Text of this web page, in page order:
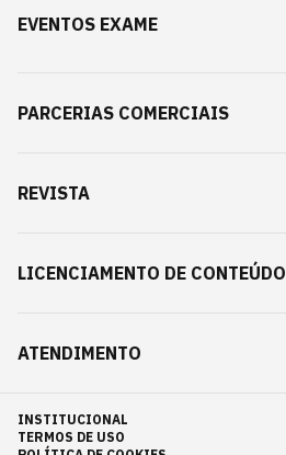
EVENTOS EXAME
PARCERIAS COMERCIAIS
REVISTA
LICENCIAMENTO DE CONTEÚDO
ATENDIMENTO
INSTITUCIONAL
TERMOS DE USO